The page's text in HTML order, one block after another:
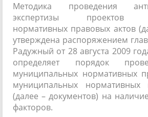
Методика проведения
экспертизы проектов
нормативных правовых актов
утверждена распоряжением
Радужный от 28 августа 2009
определяет порядок
муниципальных нормативных
муниципальных нормативных
(далее – документов) на
факторов.